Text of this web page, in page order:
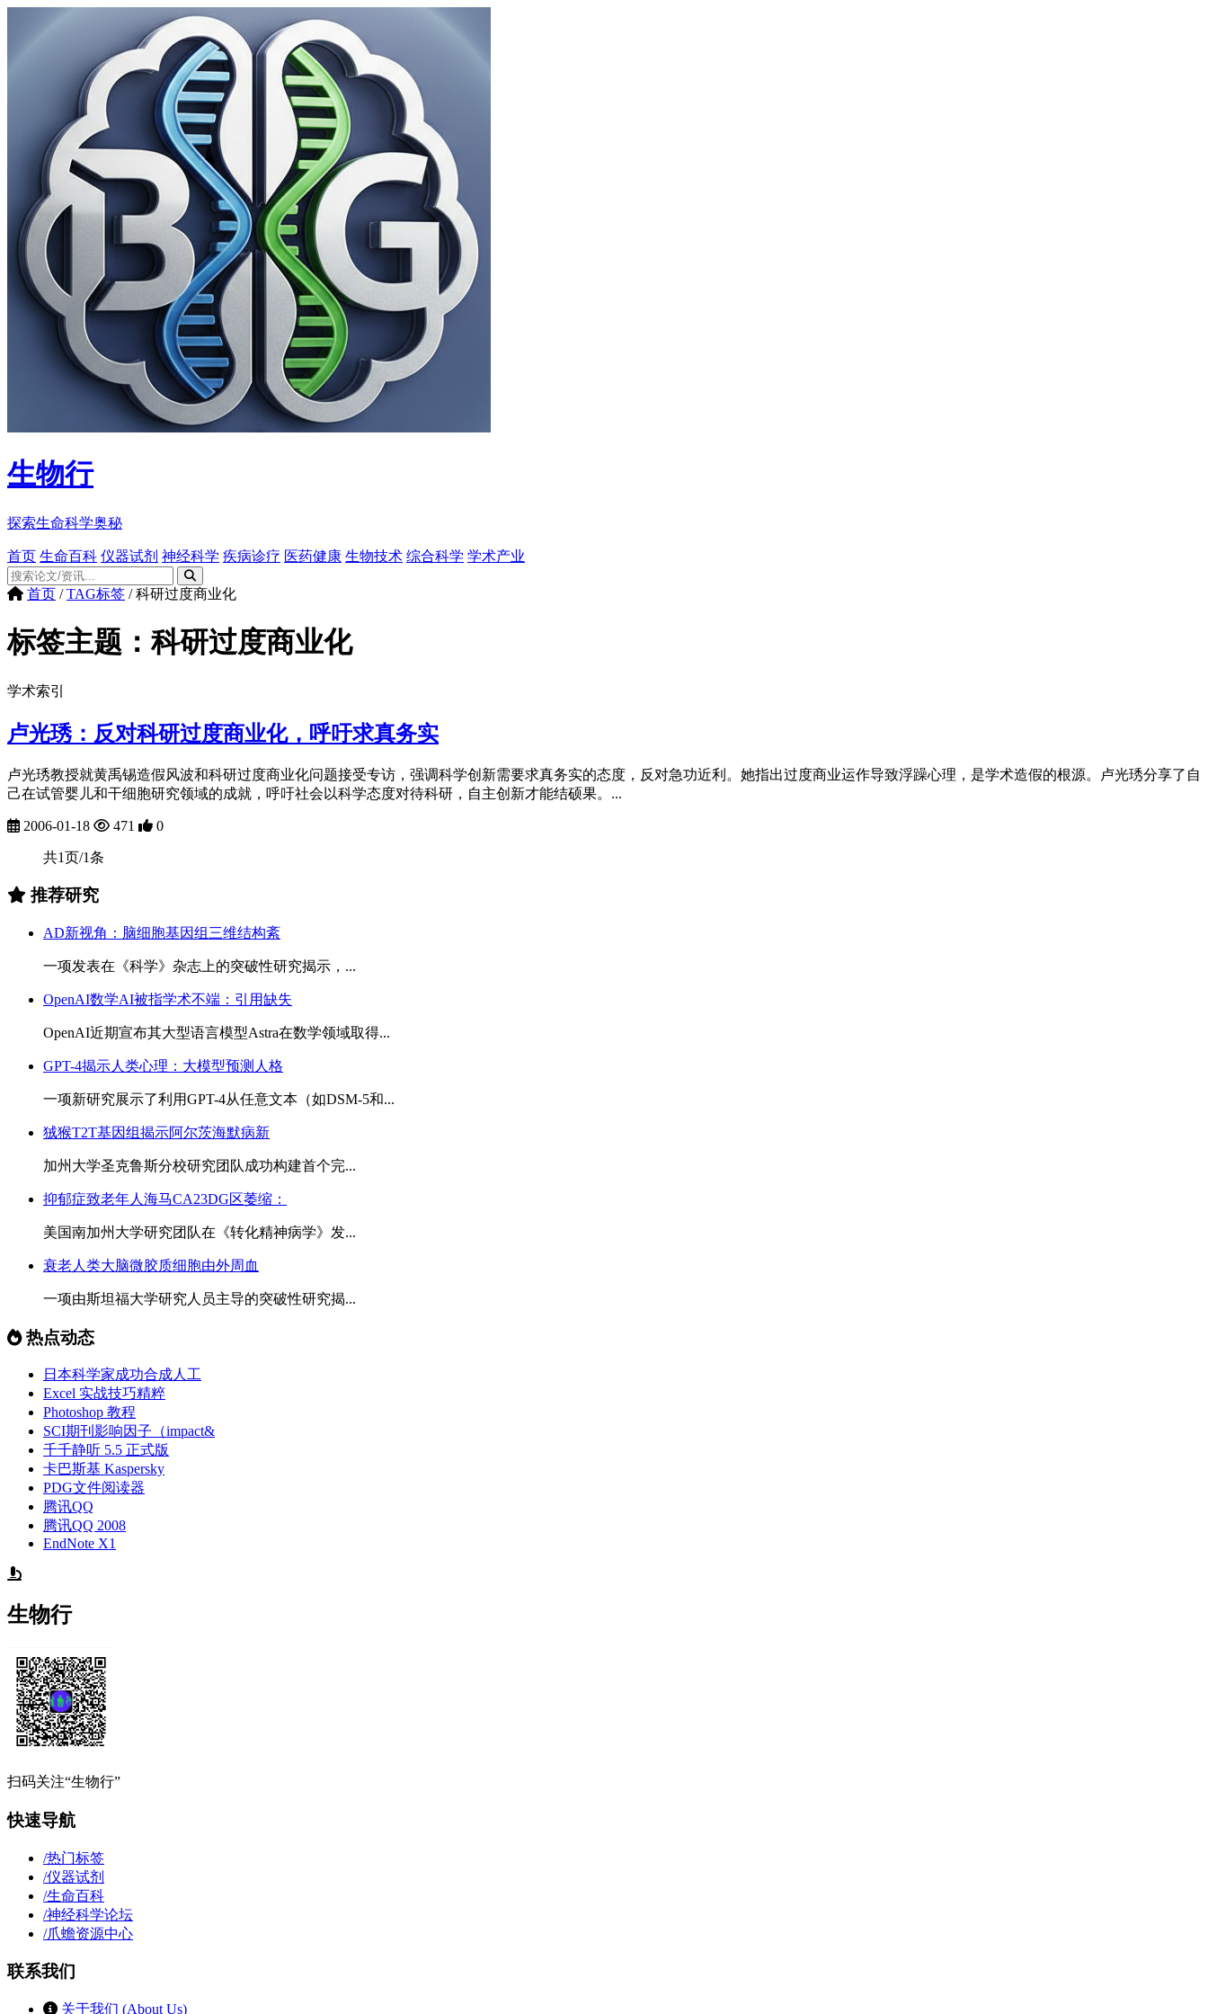
生物行
探索生命科学奥秘
首页 生命百科 仪器试剂 神经科学 疾病诊疗 医药健康 生物技术 综合科学 学术产业
首页 / TAG标签 / 科研过度商业化
标签主题： 科研过度商业化
学术索引
卢光琇：反对科研过度商业化，呼吁求真务实
卢光琇教授就黄禹锡造假风波和科研过度商业化问题接受专访，强调科学创新需要求真务实的态度，反对急功近利。她指出过度商业运作导致浮躁心理，是学术造假的根源。卢光琇分享了自
己在试管婴儿和干细胞研究领域的成就，呼吁社会以科学态度对待科研，自主创新才能结硕果。...
2006-01-18 471 0
共1页/1条
推荐研究
AD新视角：脑细胞基因组三维结构紊
一项发表在《科学》杂志上的突破性研究揭示，...
OpenAI数学AI被指学术不端：引用缺失
OpenAI近期宣布其大型语言模型Astra在数学领域取得...
GPT-4揭示人类心理：大模型预测人格
一项新研究展示了利用GPT-4从任意文本（如DSM-5和...
狨猴T2T基因组揭示阿尔茨海默病新
加州大学圣克鲁斯分校研究团队成功构建首个完...
抑郁症致老年人海马CA23DG区萎缩：
美国南加州大学研究团队在《转化精神病学》发...
衰老人类大脑微胶质细胞由外周血
一项由斯坦福大学研究人员主导的突破性研究揭...
热点动态
日本科学家成功合成人工
Excel 实战技巧精粹
Photoshop 教程
SCI期刊影响因子（impact&
千千静听 5.5 正式版
卡巴斯基 Kaspersky
PDG文件阅读器
腾讯QQ
腾讯QQ 2008
EndNote X1
生物行
扫码关注“生物行”
快速导航
/热门标签
/仪器试剂
/生命百科
/神经科学论坛
/爪蟾资源中心
联系我们
关于我们 (About Us)